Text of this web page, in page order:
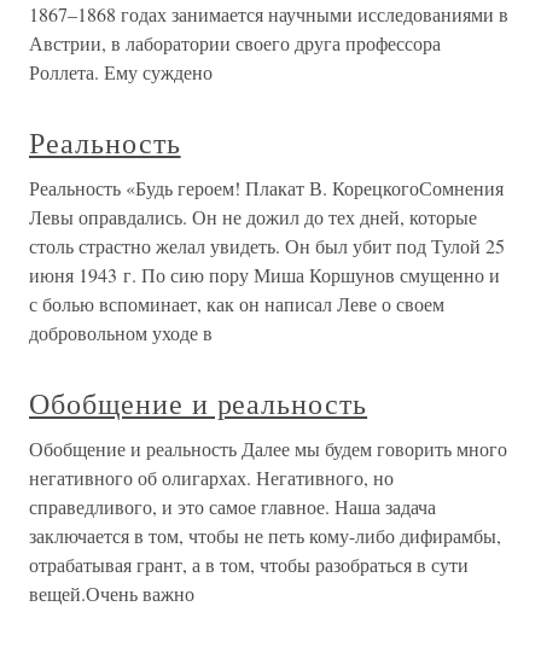
1867–1868 годах занимается научными исследованиями в
Австрии, в лаборатории своего друга профессора
Роллета. Ему суждено
Реальность
Реальность «Будь героем! Плакат В. КорецкогоСомнения
Левы оправдались. Он не дожил до тех дней, которые
столь страстно желал увидеть. Он был убит под Тулой 25
июня 1943 г. По сию пору Миша Коршунов смущенно и
с болью вспоминает, как он написал Леве о своем
добровольном уходе в
Обобщение и реальность
Обобщение и реальность Далее мы будем говорить много
негативного об олигархах. Негативного, но
справедливого, и это самое главное. Наша задача
заключается в том, чтобы не петь кому-либо дифирамбы,
отрабатывая грант, а в том, чтобы разобраться в сути
вещей.Очень важно